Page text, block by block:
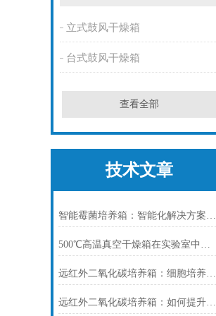
立式鼓风干燥箱
台式鼓风干燥箱
查看全部
技术文章
智能霉菌培养箱：智能化解决方案，推动微生物学研究发展
500℃高温真空干燥箱在实验室中如何使用？
远红外二氧化碳培养箱：细胞培养的精准环境守护者
远红外二氧化碳培养箱：如何提升细胞培养的稳定性和效率？